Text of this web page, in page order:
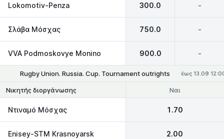
Lokomotiv-Penza 300.0 -
Σλάβα Μόσχας 750.0 -
VVA Podmoskovye Monino 900.0 -
Rugby Union. Russia. Cup. Tournament outrights έως 13.09
Νικητής διοργάνωσης Ναι
Ντιναμό Μόσχας 1.70
Enisey-STM Krasnoyarsk 2.00